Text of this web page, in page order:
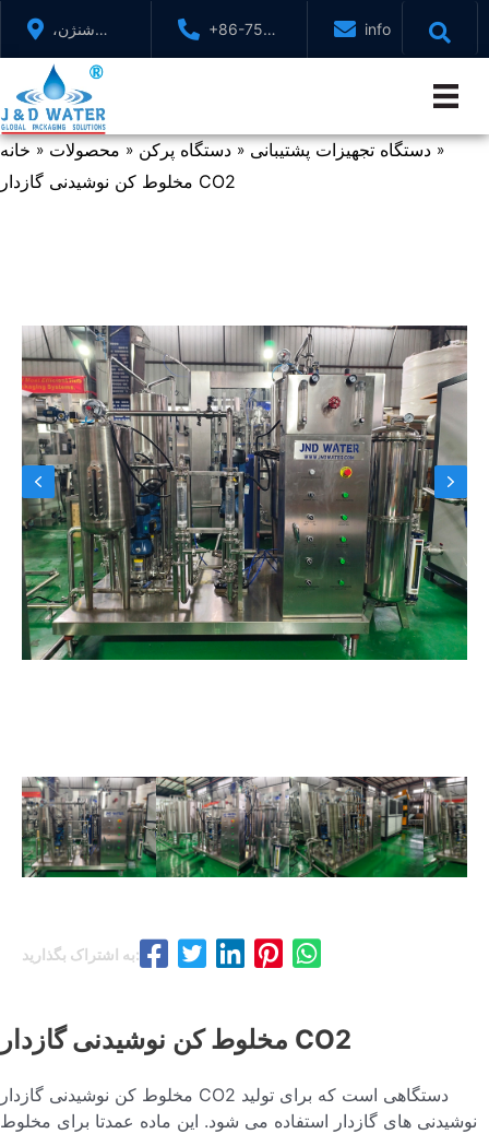
شنژن،
گوانگدونگ،
چین
+86-755-
88321071
خانه » محصولات » دستگاه پرکن » دستگاه تجهیزات پشتیبانی »
مخلوط کن نوشیدنی گازدار CO2
به اشتراک بگذارید:
مخلوط کن نوشیدنی گازدار CO2
مخلوط کن نوشیدنی گازدار CO2 دستگاهی است که برای تولید
نوشیدنی های گازدار استفاده می شود. این ماده عمدتا برای مخلوط